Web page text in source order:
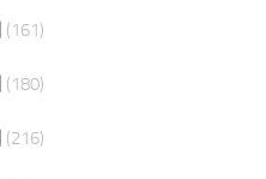
(161)
(180)
(216)